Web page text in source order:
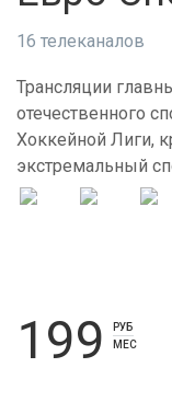
16 телеканалов
Трансляции
отечественного
Хоккейной Лиги,
экстремальный
199
РУБ
МЕС